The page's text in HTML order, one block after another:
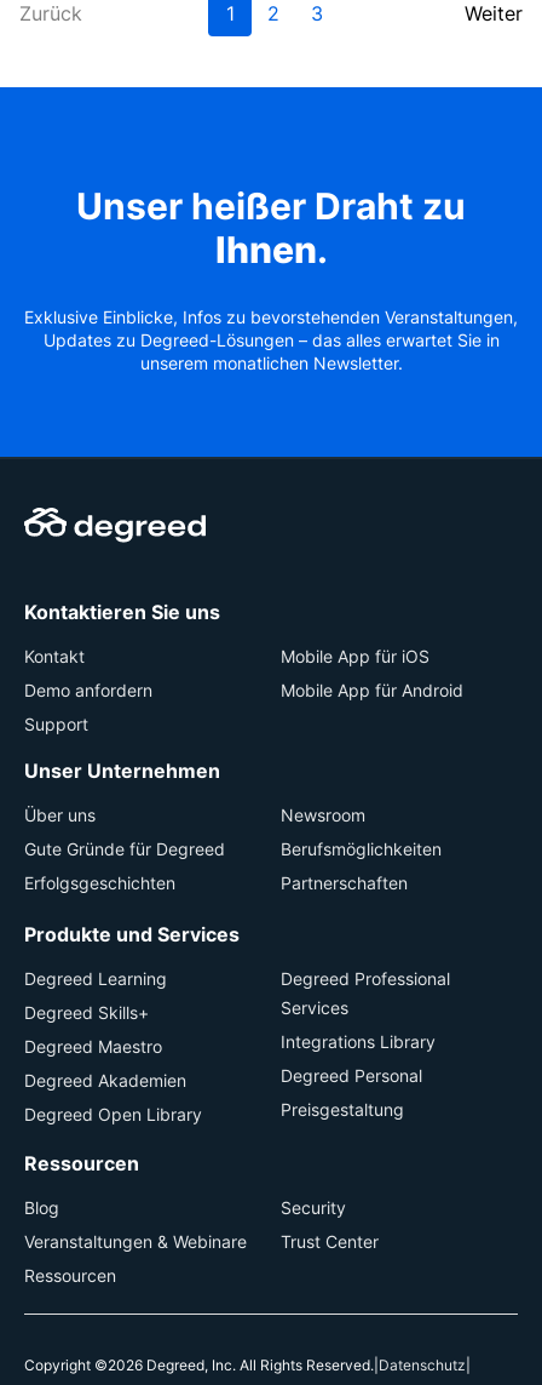
Zurück 1 2 3 Weiter
Unser heißer Draht zu
Ihnen.
Exklusive Einblicke, Infos zu bevorstehenden Veranstaltungen,
Updates zu Degreed-Lösungen – das alles erwartet Sie in
unserem monatlichen Newsletter.
Kontaktieren Sie uns
Kontakt
Demo anfordern
Support
Mobile App für iOS
Mobile App für Android
Unser Unternehmen
Über uns
Gute Gründe für Degreed
Erfolgsgeschichten
Newsroom
Berufsmöglichkeiten
Partnerschaften
Produkte und Services
Degreed Learning
Degreed Skills+
Degreed Maestro
Degreed Akademien
Degreed Open Library
Degreed Professional
Services
Integrations Library
Degreed Personal
Preisgestaltung
Ressourcen
Blog
Veranstaltungen & Webinare
Ressourcen
Security
Trust Center
Copyright ©2026 Degreed, Inc. All Rights Reserved. Datenschutz